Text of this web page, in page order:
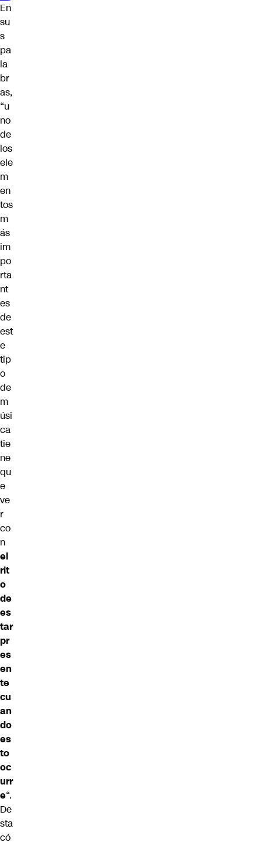
En
su
s
pa
la
br
as,
“u
no
de
los
ele
m
en
tos
m
ás
im
po
rta
nt
es
de
est
e
tip
o
de
m
úsi
ca
tie
ne
qu
e
ve
r
co
n
el
rit
o
de
es
tar
pr
es
en
te
cu
an
do
es
to
oc
urr
e“.
De
sta
có